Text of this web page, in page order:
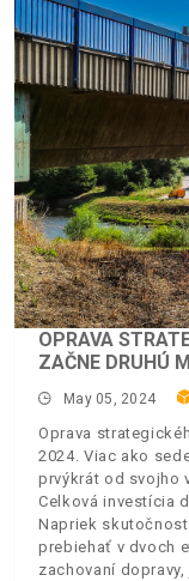
OPRAVA
ZAČNE DRUHÚ
May 05, 2024
Oprava
2024. Viac ako
prvýkrát od svojho
Celková investícia
Napriek
prebiehať v dvoch
zachovaní